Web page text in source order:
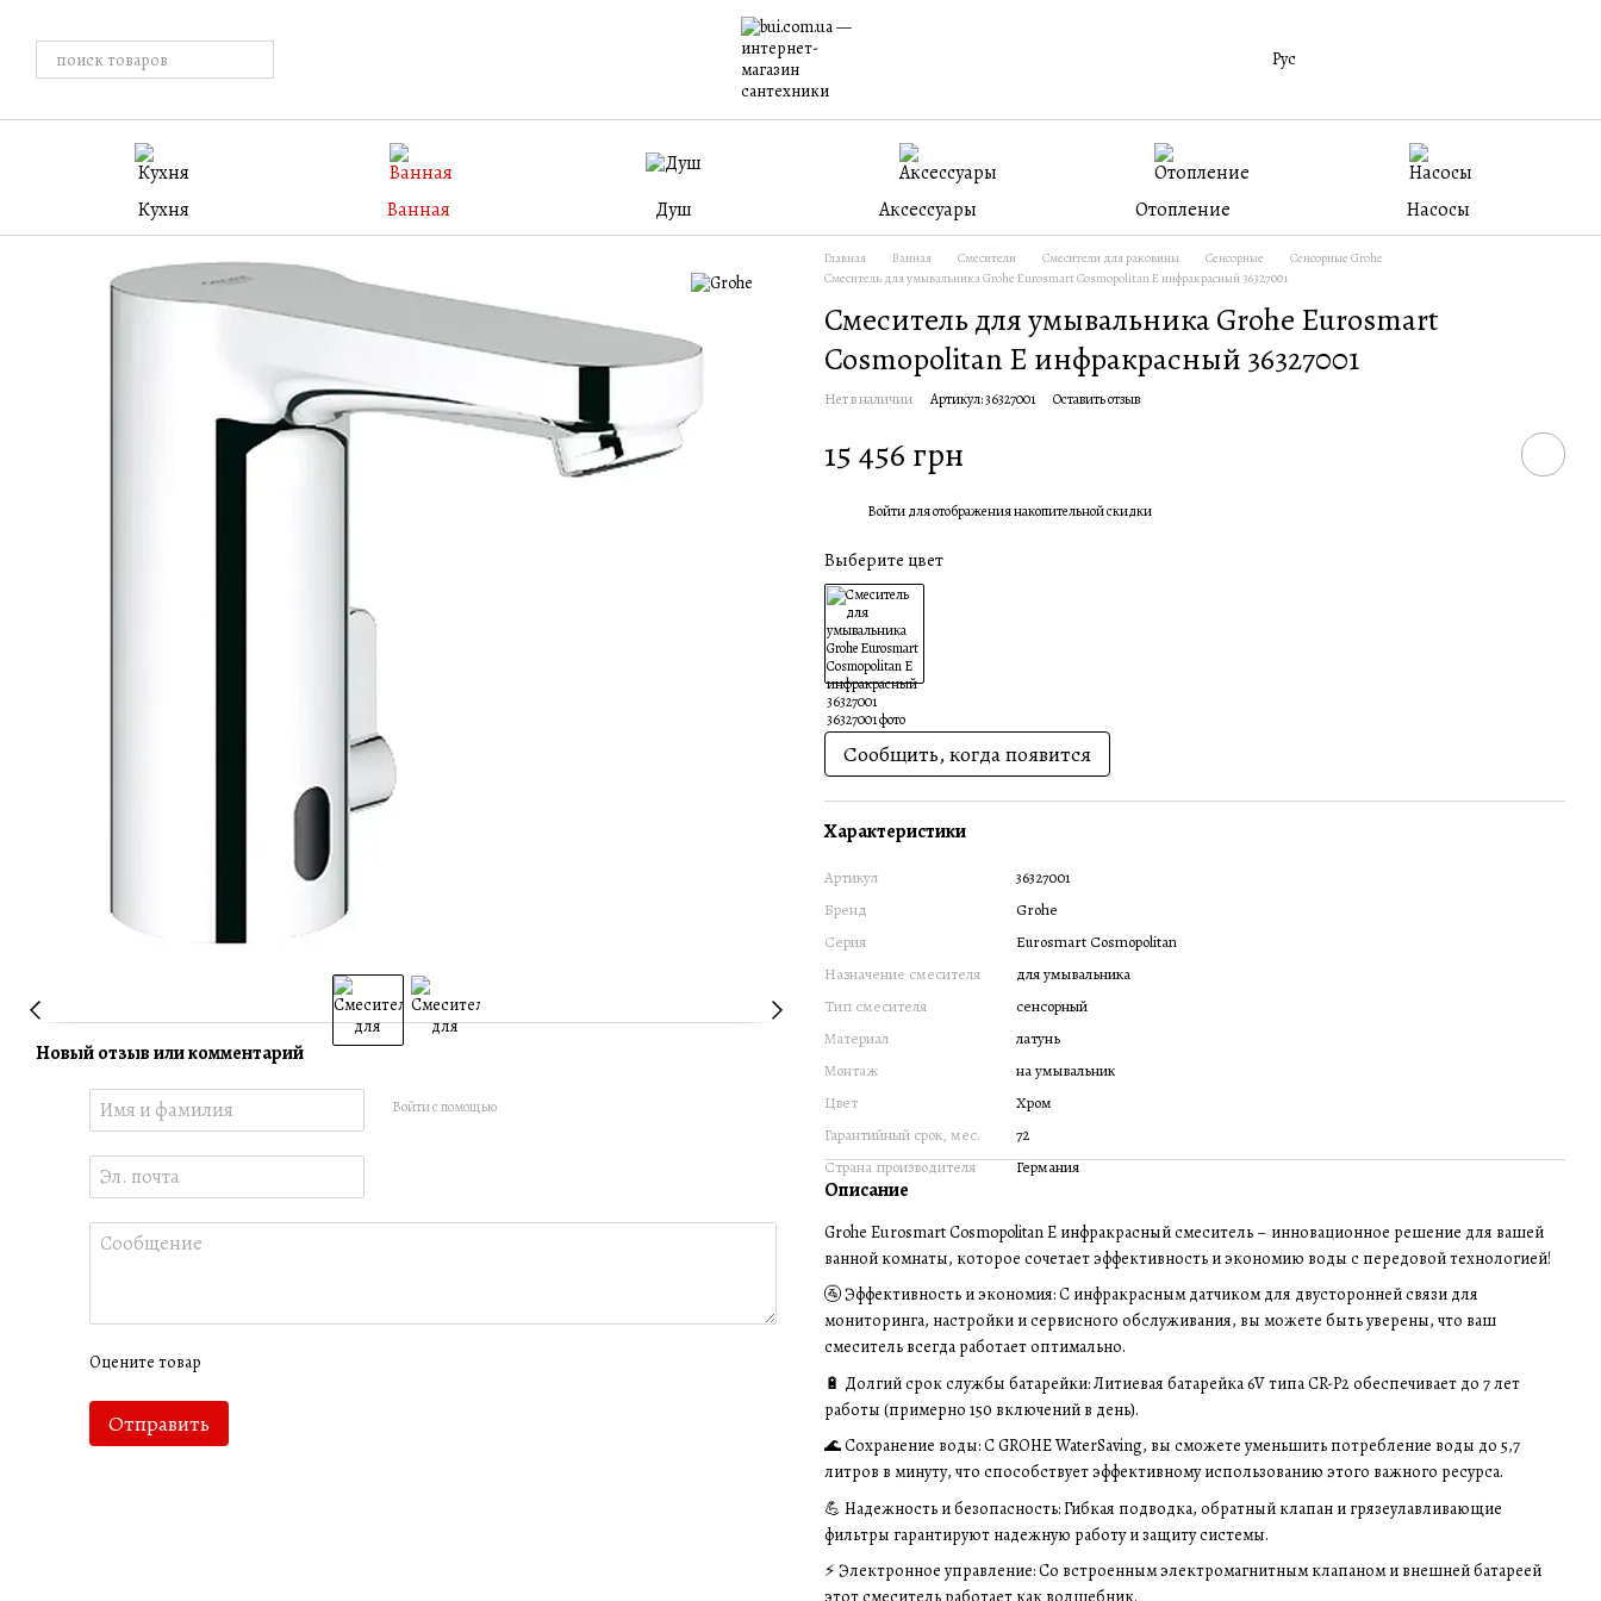
Рус
Кухня Ванная Душ Аксессуары Отопление Насосы
Новый отзыв или комментарий
Войти с помощью
Оцените товар
Отправить
Главная Ванная Смесители Смесители для раковины Сенсорные
Сенсорные Grohe
Смеситель для умывальника Grohe Eurosmart Cosmopolitan E инфракрасный 36327001
Смеситель для умывальника Grohe Eurosmart
Cosmopolitan E инфракрасный 36327001
Нет в наличии Артикул: 36327001 Оставить отзыв
15 456 грн
Войтидля отображения накопительной скидки
Выберите цвет
Сообщить, когда появится
Характеристики
Артикул
36327001
Бренд
Grohe
Серия
Eurosmart Cosmopolitan
Назначение смесителя
для умывальника
Тип смесителя
сенсорный
Материал
латунь
Монтаж
на умывальник
Цвет
Хром
Гарантийный срок, мес.
72
Страна производителя
Германия
Описание
Grohe Eurosmart Cosmopolitan E инфракрасный смеситель – инновационное решение для вашей
ванной комнаты, которое сочетает эффективность и экономию воды с передовой технологией!
🚰 Эффективность и экономия: С инфракрасным датчиком для двусторонней связи для
мониторинга, настройки и сервисного обслуживания, вы можете быть уверены, что ваш
смеситель всегда работает оптимально.
🔋 Долгий срок службы батарейки: Литиевая батарейка 6V типа CR-P2 обеспечивает до 7 лет
работы (примерно 150 включений в день).
🌊 Сохранение воды: С GROHE WaterSaving, вы сможете уменьшить потребление воды до 5,7
литров в минуту, что способствует эффективному использованию этого важного ресурса.
💪 Надежность и безопасность: Гибкая подводка, обратный клапан и грязеулавливающие
фильтры гарантируют надежную работу и защиту системы.
⚡ Электронное управление: Со встроенным электромагнитным клапаном и внешней батареей